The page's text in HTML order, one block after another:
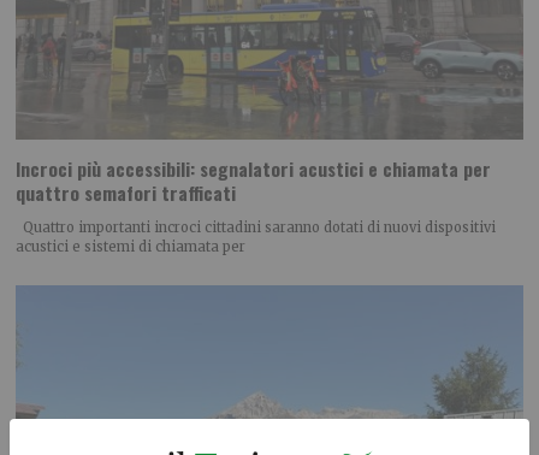
Incroci più accessibili: segnalatori acustici e chiamata per
quattro semafori trafficati
Quattro importanti incroci cittadini saranno dotati di nuovi dispositivi
acustici e sistemi di chiamata per